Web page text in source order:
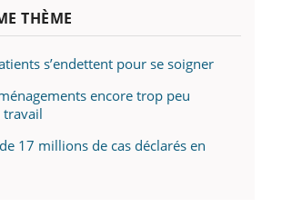
THÈME
s’endettent pour se soigner
encore trop peu
travail
17 millions de cas déclarés en